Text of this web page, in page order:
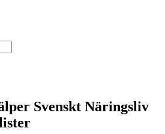
Svenskt Näringsliv